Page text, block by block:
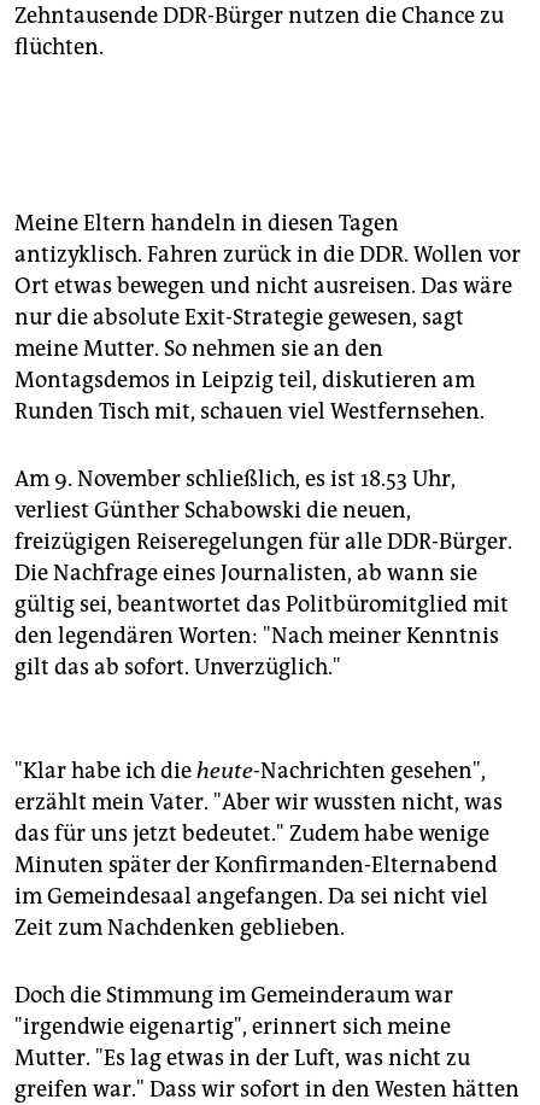
Zehntausende DDR-Bürger nutzen die Chance zu
flüchten.
Meine Eltern handeln in diesen Tagen
antizyklisch. Fahren zurück in die DDR. Wollen vor
Ort etwas bewegen und nicht ausreisen. Das wäre
nur die absolute Exit-Strategie gewesen, sagt
meine Mutter. So nehmen sie an den
Montagsdemos in Leipzig teil, diskutieren am
Runden Tisch mit, schauen viel Westfernsehen.
Am 9. November schließlich, es ist 18.53 Uhr,
verliest Günther Schabowski die neuen,
freizügigen Reiseregelungen für alle DDR-Bürger.
Die Nachfrage eines Journalisten, ab wann sie
gültig sei, beantwortet das Politbüromitglied mit
den legendären Worten: "Nach meiner Kenntnis
gilt das ab sofort. Unverzüglich."
"Klar habe ich dieheute-Nachrichten gesehen",
erzählt mein Vater. "Aber wir wussten nicht, was
das für uns jetzt bedeutet." Zudem habe wenige
Minuten später der Konfirmanden-Elternabend
im Gemeindesaal angefangen. Da sei nicht viel
Zeit zum Nachdenken geblieben.
Doch die Stimmung im Gemeinderaum war
"irgendwie eigenartig", erinnert sich meine
Mutter. "Es lag etwas in der Luft, was nicht zu
greifen war." Dass wir sofort in den Westen hätten